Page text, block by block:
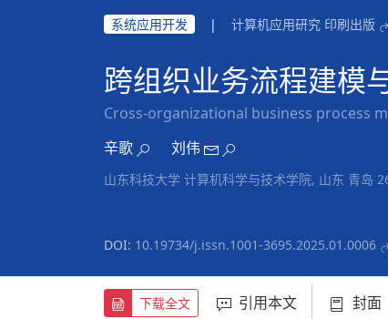
系统应用开发 | 计算机应用研究 印刷出版
跨组织业务流程建模
Cross-organizational business process
辛歌
刘伟
山东科技大学 计算机科学与技术学院, 山东 青岛
DOI: 10.19734/j.issn.1001-3695.2025.01.0006
下载全文 引用本文 封面